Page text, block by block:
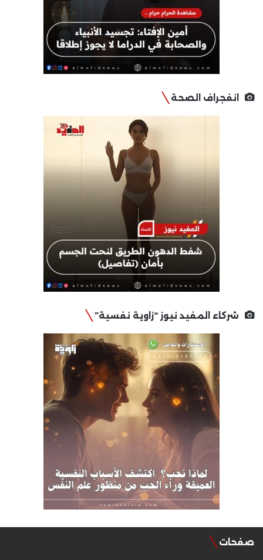
انفجراف الصحة
شركاء المفيد نيوز “زاوية نفسية”
صفحات